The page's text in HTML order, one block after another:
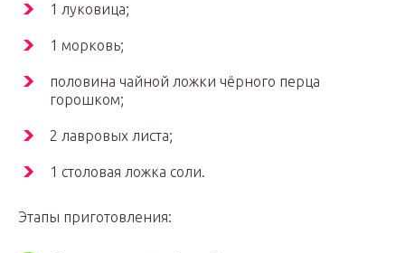
1 луковица;
1 морковь;
половина чайной ложки чёрного перца
горошком;
2 лавровых листа;
1 столовая ложка соли.
Этапы приготовления: